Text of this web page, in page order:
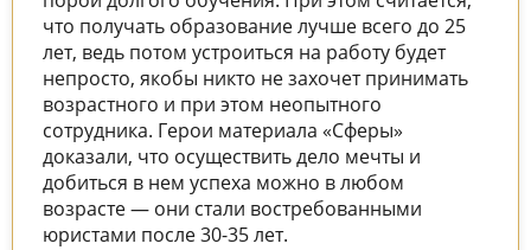
что получать образование лучше всего до 25
лет, ведь потом устроиться на работу будет
непросто, якобы никто не захочет принимать
возрастного и при этом неопытного
сотрудника. Герои материала «Сферы»
доказали, что осуществить дело мечты и
добиться в нем успеха можно в любом
возрасте — они стали востребованными
юристами после 30-35 лет.